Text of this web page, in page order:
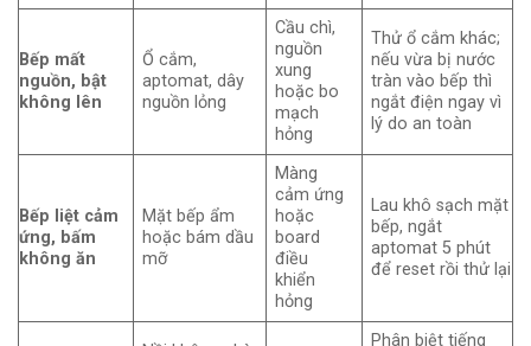
Bếp mất
nguồn, bật
không lên
Ổ cắm,
aptomat, dây
nguồn lỏng
Cầu chì,
nguồn
xung
hoặc bo
mạch
hỏng
Thử ổ cắm khác;
nếu vừa bị nước
tràn vào bếp thì
ngắt điện ngay vì
lý do an toàn
Bếp liệt cảm
ứng, bấm
không ăn
Mặt bếp ẩm
hoặc bám dầu
mỡ
Màng
cảm ứng
hoặc
board
điều
khiển
hỏng
Lau khô sạch mặt
bếp, ngắt
aptomat 5 phút
để reset rồi thử lại
Phân biệt tiếng